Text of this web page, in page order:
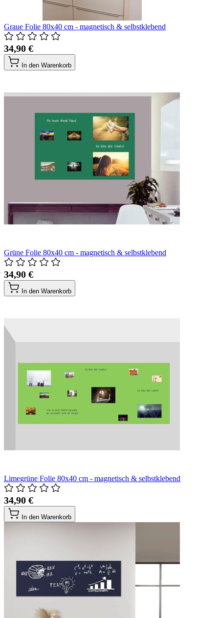
Graue Folie 80x40 cm - magnetisch & selbstklebend
34,90 €
In den Warenkorb
Grüne Folie 80x40 cm - magnetisch & selbstklebend
34,90 €
In den Warenkorb
Limegrüne Folie 80x40 cm - magnetisch & selbstklebend
34,90 €
In den Warenkorb